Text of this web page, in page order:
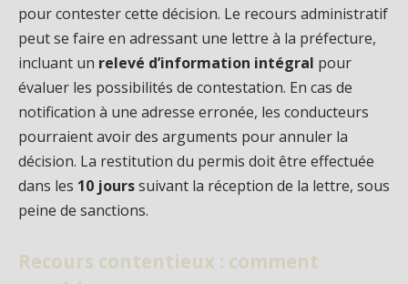
pour contester cette décision. Le recours administratif
peut se faire en adressant une lettre à la préfecture,
incluant un relevé d’information intégral pour
évaluer les possibilités de contestation. En cas de
notification à une adresse erronée, les conducteurs
pourraient avoir des arguments pour annuler la
décision. La restitution du permis doit être effectuée
dans les 10 jourssuivant la réception de la lettre, sous
peine de sanctions.
Recours contentieux : comment